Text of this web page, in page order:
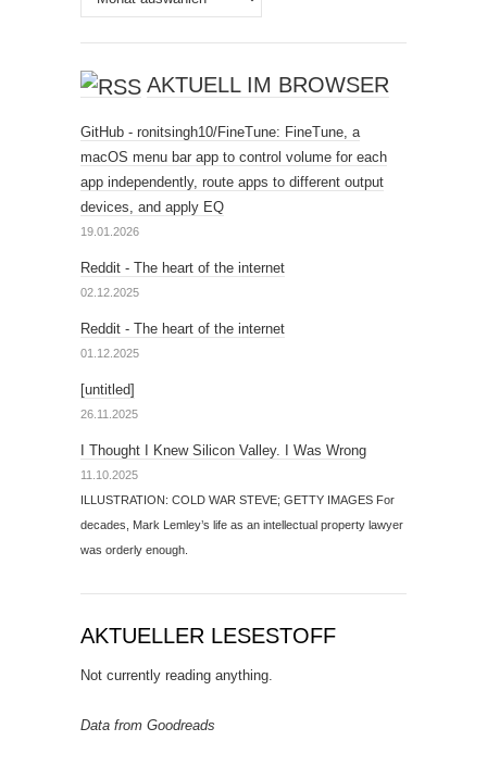
AKTUELL IM BROWSER
GitHub - ronitsingh10/FineTune: FineTune, a
macOS menu bar app to control volume for each
app independently, route apps to different output
devices, and apply EQ
19.01.2026
Reddit - The heart of the internet
02.12.2025
Reddit - The heart of the internet
01.12.2025
[untitled]
26.11.2025
I Thought I Knew Silicon Valley. I Was Wrong
11.10.2025
ILLUSTRATION: COLD WAR STEVE; GETTY IMAGES For
decades, Mark Lemley’s life as an intellectual property lawyer
was orderly enough.
AKTUELLER LESESTOFF
Not currently reading anything.
Data from Goodreads